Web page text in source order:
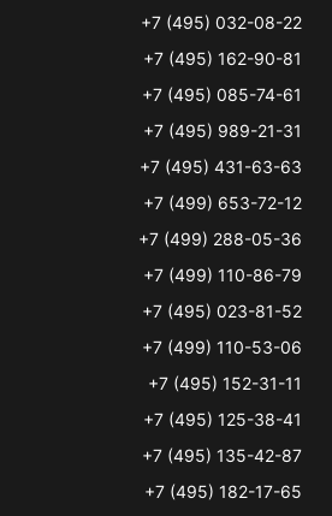
+7 (495) 032-08-22
+7 (495) 162-90-81
+7 (495) 085-74-61
+7 (495) 989-21-31
+7 (495) 431-63-63
+7 (499) 653-72-12
+7 (499) 288-05-36
+7 (499) 110-86-79
+7 (495) 023-81-52
+7 (499) 110-53-06
+7 (495) 152-31-11
+7 (495) 125-38-41
+7 (495) 135-42-87
+7 (495) 182-17-65